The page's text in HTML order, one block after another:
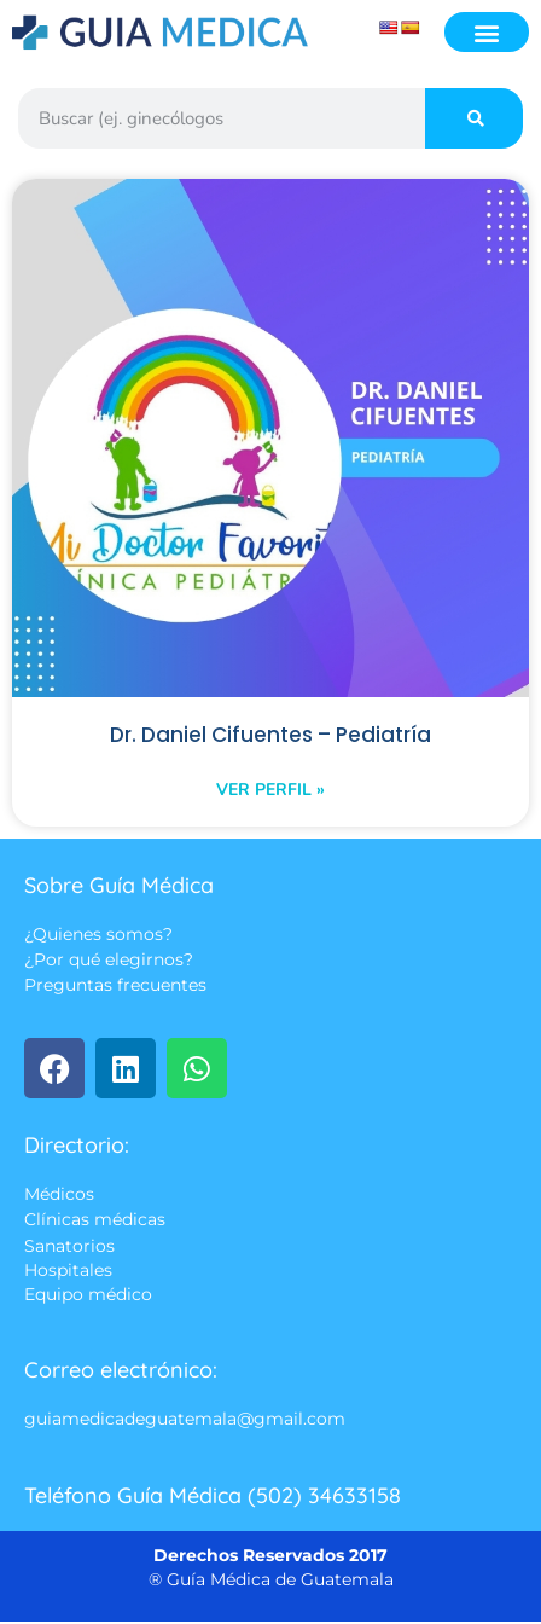
Dr. Daniel Cifuentes – Pediatría
VER PERFIL »
Sobre Guía Médica
¿Quienes somos?
¿Por qué elegirnos?
Preguntas frecuentes
Directorio:
Médicos
Clínicas médicas
Sanatorios
Hospitales
Equipo médico
Correo electrónico:
guiamedicadeguatemala@gmail.com
Teléfono Guía Médica (502) 34633158
Derechos Reservados 2017
® Guía Médica de Guatemala